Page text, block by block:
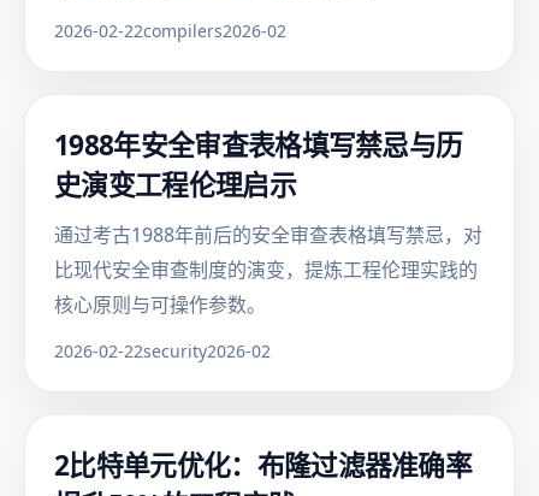
2026-02-22compilers2026-02
1988年安全审查表格填写禁忌与历
史演变工程伦理启示
通过考古1988年前后的安全审查表格填写禁忌，对
比现代安全审查制度的演变，提炼工程伦理实践的
核心原则与可操作参数。
2026-02-22security2026-02
2比特单元优化：布隆过滤器准确率